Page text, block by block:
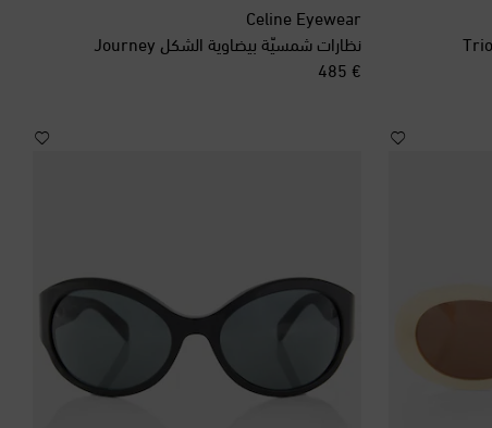
Celine Eyewear
نظارات شمسيّة بيضاوية الشكل Journey
€ 485
original price